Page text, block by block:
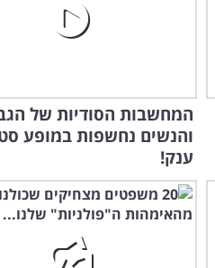
המחשבות הסודיות של
והנשים נחשפות במופע
ענק!